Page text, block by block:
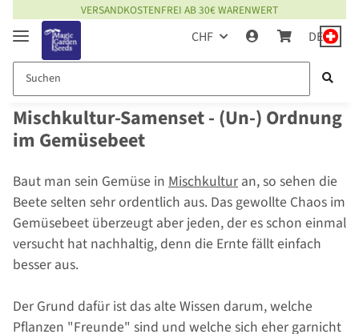
VERSANDKOSTENFREI AB 30€ WARENWERT
CHF DE
Mischkultur-Samenset - (Un-) Ordnung
im Gemüsebeet
Baut man sein Gemüse in Mischkultur an, so sehen die
Beete selten sehr ordentlich aus. Das gewollte Chaos im
Gemüsebeet überzeugt aber jeden, der es schon einmal
versucht hat nachhaltig, denn die Ernte fällt einfach
besser aus.
Der Grund dafür ist das alte Wissen darum, welche
Pflanzen "Freunde" sind und welche sich eher garnicht